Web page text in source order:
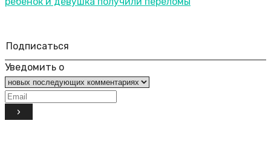
Подписаться
Уведомить о